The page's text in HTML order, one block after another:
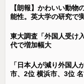
【朗報】かわいい動物
能性。英大学の研究で
東大調査「外国人受け
代で増加幅大
「日本人が減り外国
市、2位 横浜市、3位